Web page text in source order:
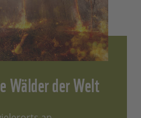
Wälder der Welt